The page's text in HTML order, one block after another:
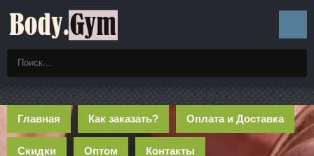
Главная Как заказать? Оплата и Доставка
Скидки Оптом Контакты